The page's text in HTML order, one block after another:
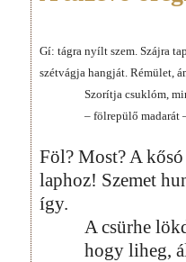
Gí: tágra nyílt szem. Szájra
szétvágja hangját. Rémület,
Szorítja csuklóm,
– fölrepülő madarát
Föl? Most? A
laphoz! Szemet
így.
A csürhe
hogy liheg,